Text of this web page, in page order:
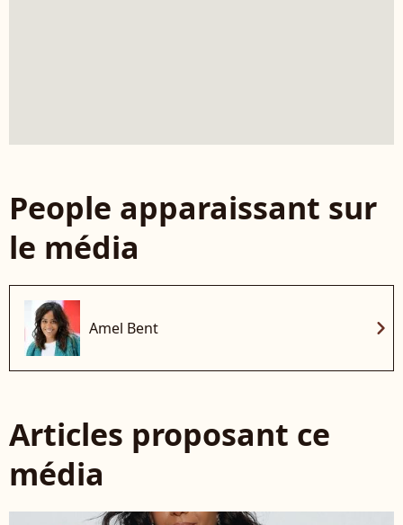
People apparaissant sur
le média
Amel Bent chevron_right
Articles proposant ce
média